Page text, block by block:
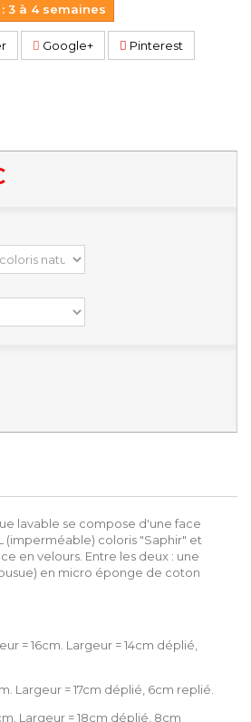
3 à 4 semaines
Google+ Pinterest
lavable se compose d'une face
(imperméable) coloris "Saphir" et
en velours. Entre les deux : une
en micro éponge de coton
= 16cm. Largeur = 14cm déplié,
Largeur = 17cm déplié, 6cm replié.
Largeur = 18cm déplié, 8cm